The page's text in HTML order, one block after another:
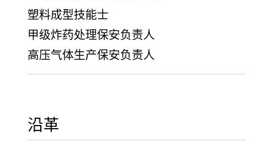
塑料成型技能士
甲级炸药处理保安负责人
高压气体生产保安负责人
沿革